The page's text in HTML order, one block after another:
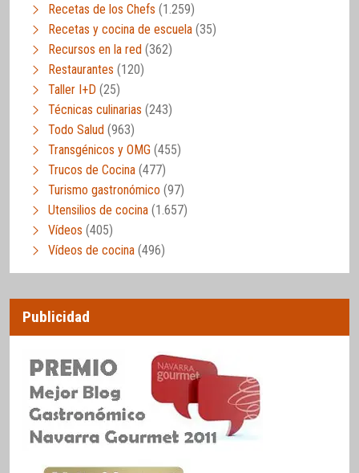
Recetas de los Chefs (1.259)
Recetas y cocina de escuela (35)
Recursos en la red (362)
Restaurantes (120)
Taller I+D (25)
Técnicas culinarias (243)
Todo Salud (963)
Transgénicos y OMG (455)
Trucos de Cocina (477)
Turismo gastronómico (97)
Utensilios de cocina (1.657)
Vídeos (405)
Vídeos de cocina (496)
Publicidad